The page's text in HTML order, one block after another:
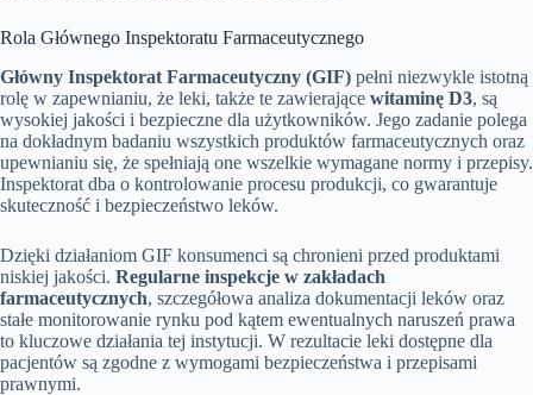
Rola Głównego Inspektoratu Farmaceutycznego
Główny Inspektorat Farmaceutyczny (GIF) pełni niezwykle istotną
rolę w zapewnianiu, że leki, także te zawierające witaminę D3, są
wysokiej jakości i bezpieczne dla użytkowników. Jego zadanie polega
na dokładnym badaniu wszystkich produktów farmaceutycznych oraz
upewnianiu się, że spełniają one wszelkie wymagane normy i przepisy.
Inspektorat dba o kontrolowanie procesu produkcji, co gwarantuje
skuteczność i bezpieczeństwo leków.
Dzięki działaniom GIF konsumenci są chronieni przed produktami
niskiej jakości. Regularne inspekcje w zakładach
farmaceutycznych, szczegółowa analiza dokumentacji leków oraz
stałe monitorowanie rynku pod kątem ewentualnych naruszeń prawa
to kluczowe działania tej instytucji. W rezultacie leki dostępne dla
pacjentów są zgodne z wymogami bezpieczeństwa i przepisami
prawnymi.